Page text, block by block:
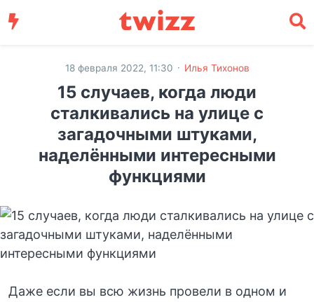
18 февраля 2022, 11:30 · Илья Тихонов
15 случаев, когда люди
сталкивались на улице с
загадочными штуками,
наделёнными интересными
функциями
Даже если вы всю жизнь провели в одном и